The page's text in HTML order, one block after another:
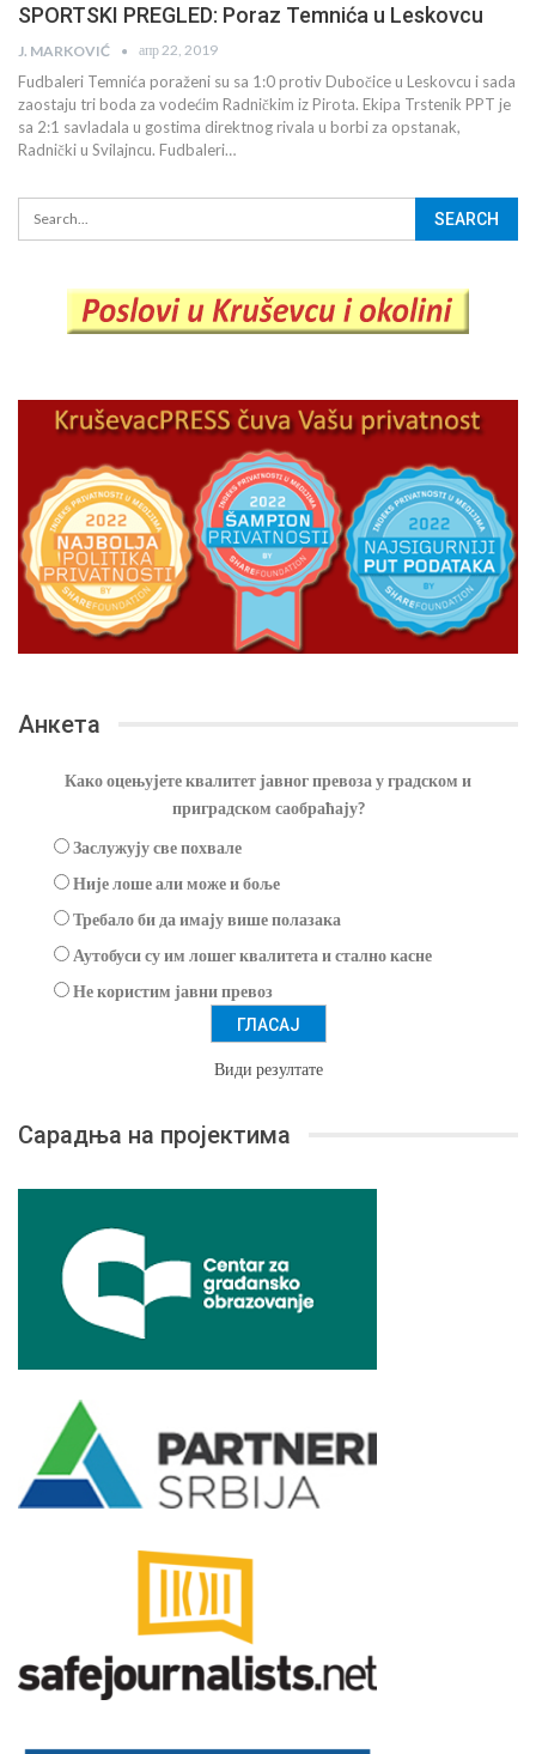
SPORTSKI PREGLED: Poraz Temnića u Leskovcu
J. MARKOVIĆ апр 22, 2019
Fudbaleri Temnića poraženi su sa 1:0 protiv Dubočice u Leskovcu i sada
zaostaju tri boda za vodećim Radničkim iz Pirota. Ekipa Trstenik PPT je
sa 2:1 savladala u gostima direktnog rivala u borbi za opstanak,
Radnički u Svilajncu. Fudbaleri…
Анкета
Како оцењујете квалитет јавног превоза у градском и
приградском саобраћају?
Заслужују све похвале
Није лоше али може и боље
Требало би да имају више полазака
Аутобуси су им лошег квалитета и стално касне
Не користим јавни превоз
Види резултате
Сарадња на пројектима